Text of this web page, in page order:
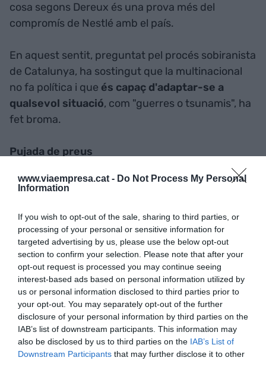
www.viaempresa.cat - Do Not Process My Personal
Information
If you wish to opt-out of the sale, sharing to third parties, or
processing of your personal or sensitive information for
targeted advertising by us, please use the below opt-out
section to confirm your selection. Please note that after your
opt-out request is processed you may continue seeing
interest-based ads based on personal information utilized by
us or personal information disclosed to third parties prior to
your opt-out. You may separately opt-out of the further
disclosure of your personal information by third parties on the
IAB’s list of downstream participants. This information may
also be disclosed by us to third parties on the IAB’s List of
Downstream Participants that may further disclose it to other
cosa segons Dereux és una prova més del
compromís de Nestlé amb el país.
En aquest sentit, preguntat pel procés sobiranista
de Catalunya, ha sostingut que la multinacional
no fa política i que és capaç d'adaptar-se a
qualsevol situació, com "guerres o tsunamis", ha
fet broma.
Pujada de preus
vendes per 2.098
milions d'euros el 2016, un 0,6% menys que l'any
les exportacions, que van créixer un 4% en volum
però van decréixer un 7,5% en valor.
Les exportacions van representar un 27% de les
vendes totals i es van situar en 565 milions
d'euros, mentre queles vendes al mercat
espanyol van ser de 1.533 milions d'euros
, un
2,1% més en termes comparables.
Dereux preveu millorar les vendes de cara a